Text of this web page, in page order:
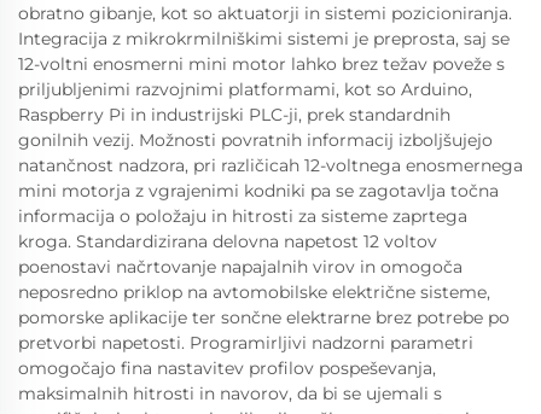
obratno gibanje, kot so aktuatorji in sistemi pozicioniranja.
Integracija z mikrokrmilniškimi sistemi je preprosta, saj se
12-voltni enosmerni mini motor lahko brez težav poveže s
priljubljenimi razvojnimi platformami, kot so Arduino,
Raspberry Pi in industrijski PLC-ji, prek standardnih
gonilnih vezij. Možnosti povratnih informacij izboljšujejo
natančnost nadzora, pri različicah 12-voltnega enosmernega
mini motorja z vgrajenimi kodniki pa se zagotavlja točna
informacija o položaju in hitrosti za sisteme zaprtega
kroga. Standardizirana delovna napetost 12 voltov
poenostavi načrtovanje napajalnih virov in omogoča
neposredno priklop na avtomobilske električne sisteme,
pomorske aplikacije ter sončne elektrarne brez potrebe po
pretvorbi napetosti. Programirljivi nadzorni parametri
omogočajo fina nastavitev profilov pospeševanja,
maksimalnih hitrosti in navorov, da bi se ujemali s